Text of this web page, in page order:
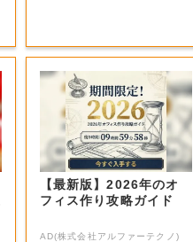
【最新版】2026年のオ
フィス作り攻略ガイド
AD(株式会社アルファーテクノ)